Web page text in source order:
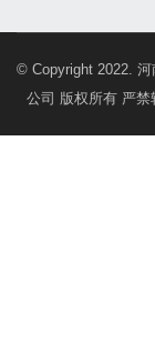
© Copyright 2022.
公司 版权所有 严禁